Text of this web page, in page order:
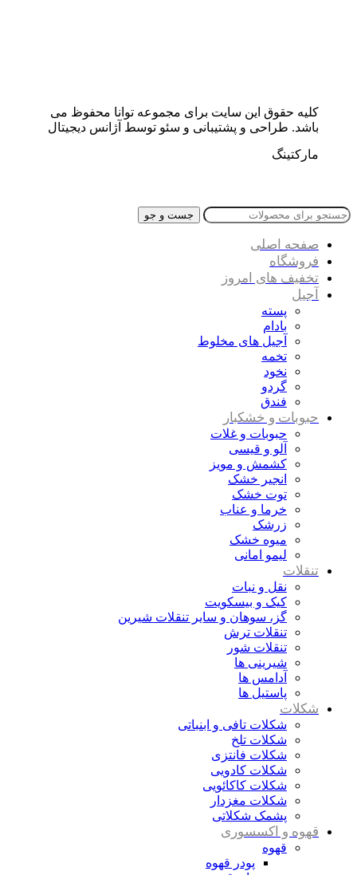
کلیه حقوق این سایت برای مجموعه توانا محفوظ می
باشد. طراحی و پشتیبانی و سئو توسط آژانس دیجیتال
مارکتینگ
جست و جو
صفحه اصلی
فروشگاه
تخفیف های امروز
آجیل
پسته
بادام
آجیل های مخلوط
تخمه
نخود
گردو
فندق
حبوبات و خشکبار
حبوبات و غلات
آلو و قیسی
کشمش و مویز
انجیر خشک
توت خشک
خرما و عناب
زرشک
میوه خشک
لیمو امانی
تنقلات
نقل و نبات
کیک و بیسکویت
گز، سوهان و سایر تنقلات شیرین
تنقلات ترش
تنقلات شور
شیرینی ها
آدامس ها
پاستیل ها
شکلات
شکلات تافی و ابنباتی
شکلات تلخ
شکلات فانتزی
شکلات کادویی
شکلات کاکائویی
شکلات مغزدار
پشمک شکلاتی
قهوه و اکسسوری
قهوه
پودر قهوه